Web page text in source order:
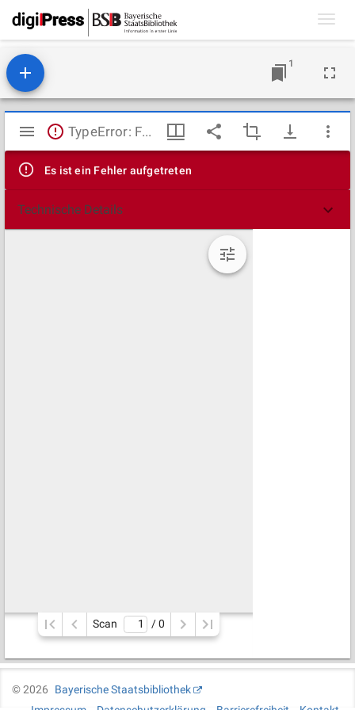
1
Mirador
Viewer
TypeError: Failed to fetch
Es ist ein Fehler aufgetreten
Technische Details
Scan / 0
©2026
Bayerische Staatsbibliothek